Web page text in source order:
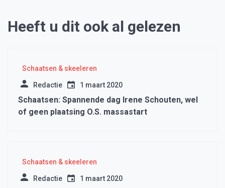
Heeft u dit ook al gelezen
Schaatsen & skeeleren
Redactie 1 maart 2020
Schaatsen: Spannende dag Irene Schouten, wel
of geen plaatsing O.S. massastart
Schaatsen & skeeleren
Redactie 1 maart 2020